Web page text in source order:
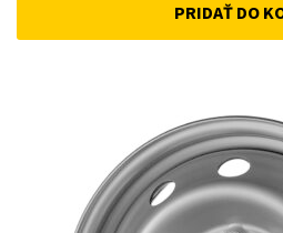
PRIDAŤ DO